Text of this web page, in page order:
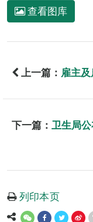
查看图库
上一篇： 雇主
下一篇： 卫生局
列印本页